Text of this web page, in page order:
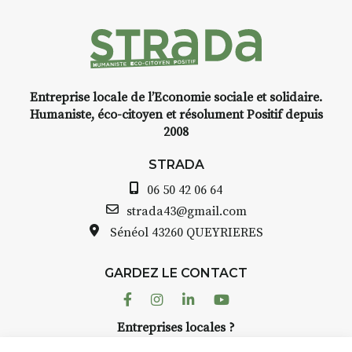
INTERVIEW
avez ouvert une galerie à
Bernard TURLE Le Fumoir n’est
pas une galerie permanente.
AuzonToujoursorganise
dans le village
caves, les granges d’Auzon. Le
Entreprise locale de l’Economie sociale et solidaire.
Humaniste, éco-citoyen et résolument Positif depuis
2008
STRADA
06 50 42 06 64
strada43@gmail.com
Sénéol 43260 QUEYRIERES
GARDEZ LE CONTACT
FacebookInstagram
LinkedinYoutube
Entreprises locales ?